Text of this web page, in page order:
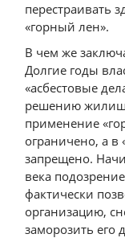
перестраивать
«горный лен».
В чем же
Долгие годы
«асбестовые
решению
применение
ограничено, а в
запрещено.
века
фактически
организацию,
заморозить его